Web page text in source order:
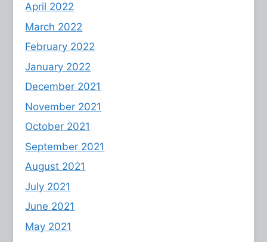
April 2022
March 2022
February 2022
January 2022
December 2021
November 2021
October 2021
September 2021
August 2021
July 2021
June 2021
May 2021